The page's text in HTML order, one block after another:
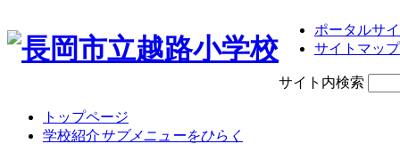
ポータルサ
サイトマップ
サイト内検索
トップページ
学校紹介サブメニューをひらく